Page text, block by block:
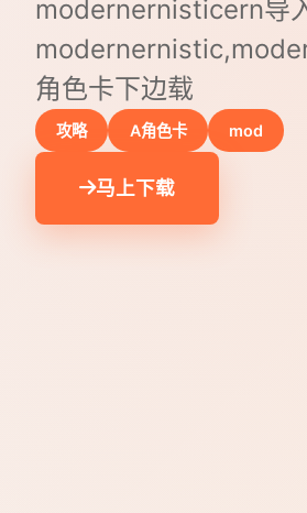
modernernisticern导
角色卡下边载
攻略 A角色卡 mod
马上下载